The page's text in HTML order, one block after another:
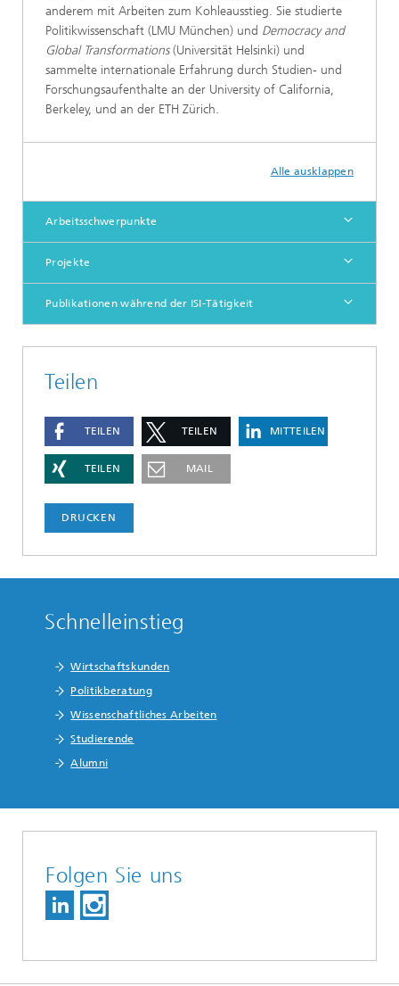
anderem mit Arbeiten zum Kohleausstieg. Sie studierte
Politikwissenschaft (LMU München) und Democracy and
Global Transformations(Universität Helsinki) und
sammelte internationale Erfahrung durch Studien- und
Forschungsaufenthalte an der University of California,
Berkeley, und an der ETH Zürich.
Alle ausklappen
Arbeitsschwerpunkte
Projekte
Publikationen während der ISI-Tätigkeit
Teilen
TEILEN TEILEN MITTEILEN
TEILEN MAIL
DRUCKEN
Schnelleinstieg
Wirtschaftskunden
Politikberatung
Wissenschaftliches Arbeiten
Studierende
Alumni
Folgen Sie uns